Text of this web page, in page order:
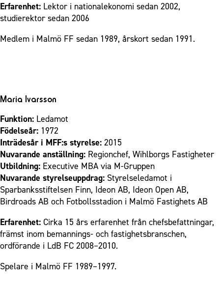
Erfarenhet: Lektor i nationalekonomi sedan 2002,
studierektor sedan 2006
Medlem i Malmö FF sedan 1989, årskort sedan 1991.
Maria Ivarsson
Funktion: Ledamot
Födelseår: 1972
Inträdesår i MFF:s styrelse: 2015
Nuvarande anställning: Regionchef, Wihlborgs Fastigheter
Utbildning: Executive MBA via M-Gruppen
Nuvarande styrelseuppdrag: Styrelseledamot i
Sparbanksstiftelsen Finn, Ideon AB, Ideon Open AB,
Birdroads AB och Fotbollsstadion i Malmö Fastighets AB
Erfarenhet: Cirka 15 års erfarenhet från chefsbefattningar,
främst inom bemannings- och fastighetsbranschen,
ordförande i LdB FC 2008–2010.
Spelare i Malmö FF 1989–1997.